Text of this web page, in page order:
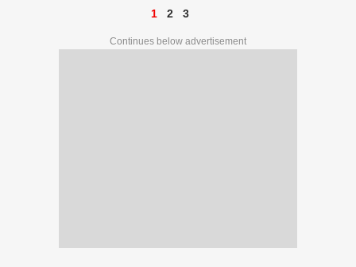
1 2 3
Continues below advertisement